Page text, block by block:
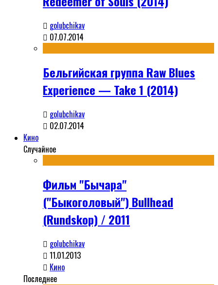
golubchikav
07.07.2014
Бельгийская группа Raw Blues
Experience — Take 1 (2014)
golubchikav
02.07.2014
Кино
Случайное
Фильм "Бычара"
("Быкоголовый") Bullhead
(Rundskop) / 2011
golubchikav
11.01.2013
Кино
Последнее